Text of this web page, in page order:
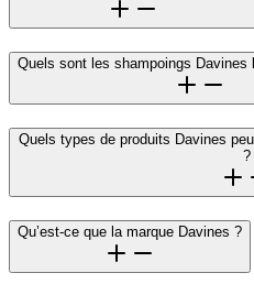
Quels sont les shampoings Davines
Quels types de produits Davines
?
Qu’est-ce que la marque Davines ?